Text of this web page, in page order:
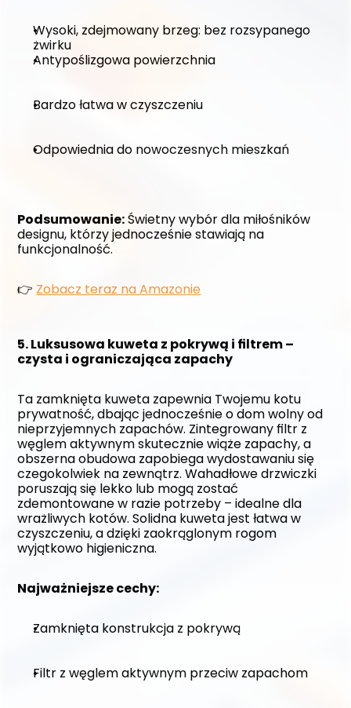
Wysoki, zdejmowany brzeg: bez rozsypanego
żwirku
Antypoślizgowa powierzchnia
Bardzo łatwa w czyszczeniu
Odpowiednia do nowoczesnych mieszkań
Podsumowanie: Świetny wybór dla miłośników
designu, którzy jednocześnie stawiają na
funkcjonalność.
👉 Zobacz teraz na Amazonie
5. Luksusowa kuweta z pokrywą i filtrem –
czysta i ograniczająca zapachy
Ta zamknięta kuweta zapewnia Twojemu kotu
prywatność, dbając jednocześnie o dom wolny od
nieprzyjemnych zapachów. Zintegrowany filtr z
węglem aktywnym skutecznie wiąże zapachy, a
obszerna obudowa zapobiega wydostawaniu się
czegokolwiek na zewnątrz. Wahadłowe drzwiczki
poruszają się lekko lub mogą zostać
zdemontowane w razie potrzeby – idealne dla
wrażliwych kotów. Solidna kuweta jest łatwa w
czyszczeniu, a dzięki zaokrąglonym rogom
wyjątkowo higieniczna.
Najważniejsze cechy:
Zamknięta konstrukcja z pokrywą
Filtr z węglem aktywnym przeciw zapachom